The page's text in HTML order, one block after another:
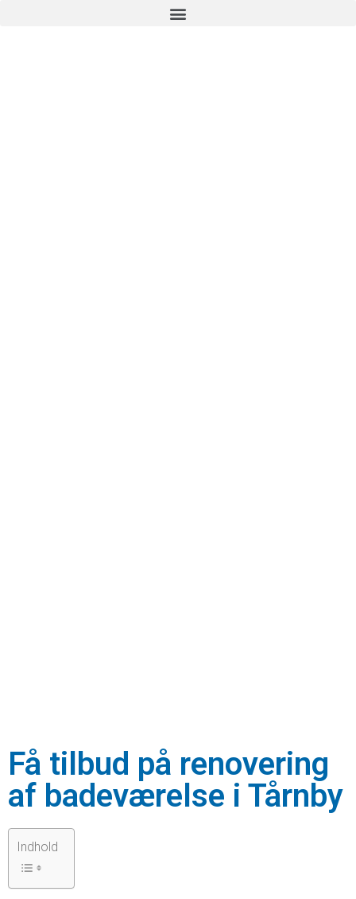
Få tilbud på renovering
af badeværelse i Tårnby
Indhold